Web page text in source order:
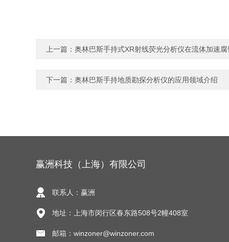
上一篇： 奥林巴斯手持式XR射线荧光分析仪在流体加速
下一篇： 奥林巴斯手持地质勘探分析仪的应用领域介绍
赢洲科技（上海）有限公司
联系人：赢洲
地址：上海市闵行区春东路508号2幢408室
邮箱：winzoner@winzoner.com